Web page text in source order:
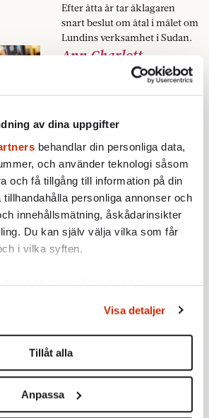
av dina uppgifter
behandlar din personliga data,
och använder teknologi såsom
och få tillgång till information på din
personliga annonser och
innehållsmätning, åskådarinsikter
Du kan själv välja vilka som får
i vilka syften.
hur dina personliga uppgifter
dra tillbaka ditt samtycke när som
för att anpassa innehållet
analysera vår trafik. Vi
Visa detaljer
Tillåt alla
Anpassa
Efter åtta år tar åklagaren
snart beslut om åtal i målet om
Lundins verksamhet i Sudan.
IT-
sitt slut.
med
Ann Charlott
Upp till kamp
emot arbetarna
1968 kommer
under året
dissekeras i
termer av
uppror,
frigörelse,
individualism.
ärt arv som från
marginalen
muterats till
makten.…
verkligheten
25 JANUARI 2018
blivit vardagsmat i Sverige. Så
gott som dagligen kommer